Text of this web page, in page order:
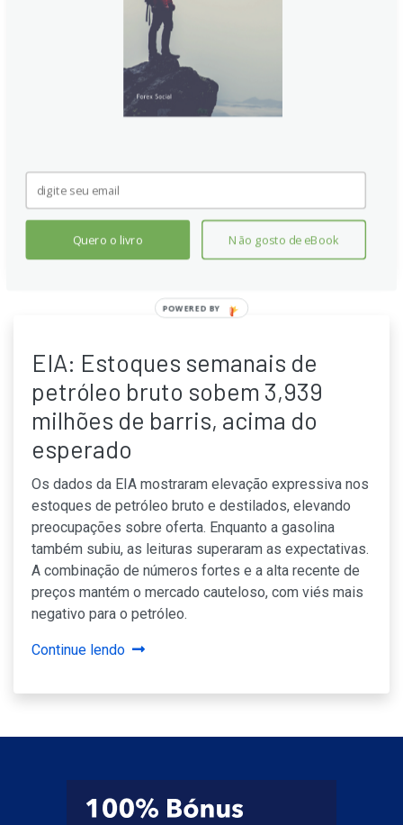
expectativa de 288 mil
Resumo: a EIA reportou aumento de 3,524 milhões de
barris nos estoques de petróleo bruto, superando a
previsão de 288 mil. Dados da API mostraram crude
déficit de distillados aumenta o viés bullish para
Brent.
EIA: Estoques semanais de
petróleo bruto sobem 3,939
milhões de barris, acima do
esperado
Os dados da EIA mostraram elevação expressiva nos
estoques de petróleo bruto e destilados, elevando
preocupações sobre oferta. Enquanto a gasolina
também subiu, as leituras superaram as expectativas.
A combinação de números fortes e a alta recente de
preços mantém o mercado cauteloso, com viés mais
negativo para o petróleo.
Continue lendo
Quero o livro Não gosto de eBook